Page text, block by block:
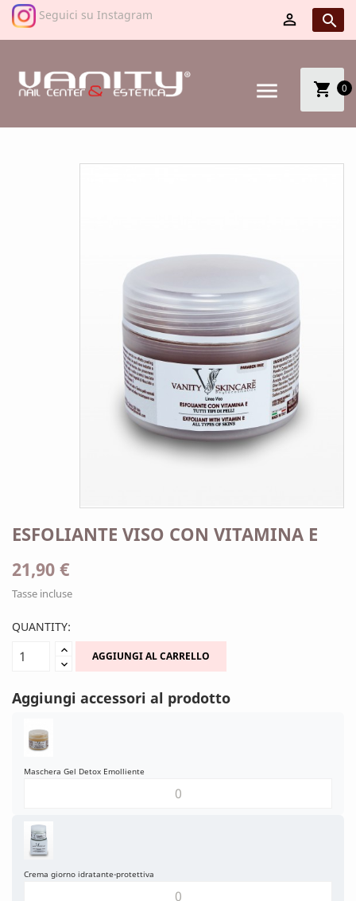
Seguici su Instagram  
shopping_cart 0
menu
ESFOLIANTE VISO CON VITAMINA E
21,90 €
Tasse incluse
QUANTITY:
AGGIUNGI AL CARRELLO
Aggiungi accessori al prodotto
Maschera Gel Detox Emolliente
Crema giorno idratante-protettiva